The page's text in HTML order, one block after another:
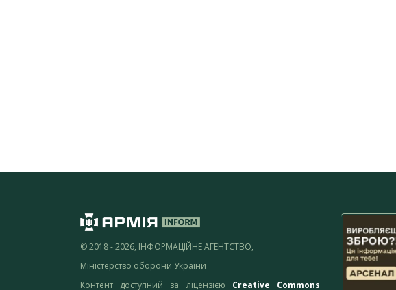
© 2018 - 2026, ІНФОРМАЦІЙНЕ АГЕНТСТВО,
Міністерство оборони України
Контент доступний за ліцензією Creative Commons